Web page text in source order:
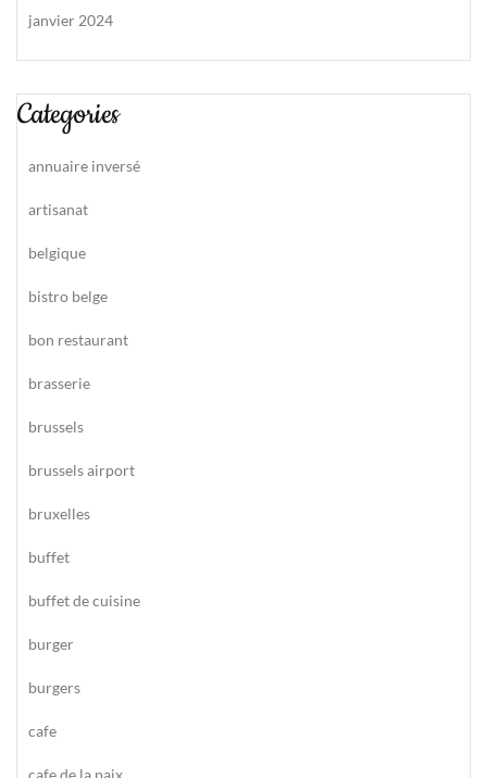
janvier 2024
Categories
annuaire inversé
artisanat
belgique
bistro belge
bon restaurant
brasserie
brussels
brussels airport
bruxelles
buffet
buffet de cuisine
burger
burgers
cafe
cafe de la paix